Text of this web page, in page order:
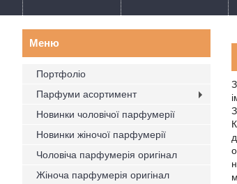
Портфоліо
Парфуми асортимент
Новинки чоловічої парфумерії
Новинки жіночої парфумерії
Чоловіча парфумерія оригінал
Жіноча парфумерія оригінал